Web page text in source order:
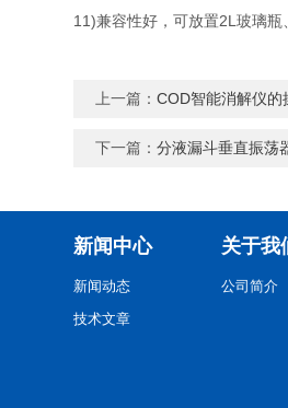
11)兼容性好，可放置2L玻璃瓶
上一篇：COD智能消解仪的
下一篇：分液漏斗垂直振荡
新闻中心
新闻动态
技术文章
关于我
公司简介